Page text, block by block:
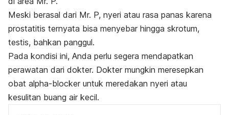
Meski berasal dari Mr. P, nyeri atau rasa panas karena
prostatitis ternyata bisa menyebar hingga skrotum,
testis, bahkan panggul.
Pada kondisi ini, Anda perlu segera mendapatkan
perawatan dari dokter. Dokter mungkin meresepkan
obat alpha-blocker untuk meredakan nyeri atau
kesulitan buang air kecil.